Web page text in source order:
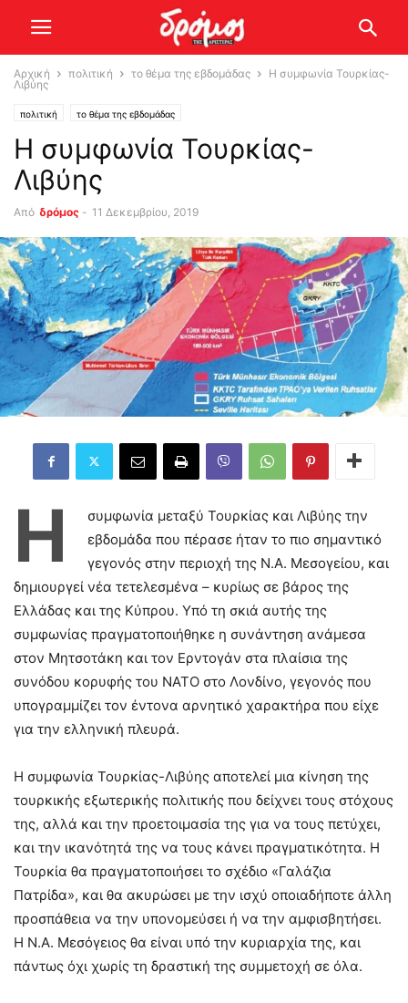
Αρχική πολιτική το θέμα της εβδομάδας
Η συμφωνία Τουρκίας-
Λιβύης
πολιτική το θέμα της εβδομάδας
Η συμφωνία Τουρκίας-
Λιβύης
Από δρόμος - 11 Δεκεμβρίου, 2019
Η
συμφωνία μεταξύ Τουρκίας και Λιβύης την
εβδομάδα που πέρασε ήταν το πιο σημαντικό
γεγονός στην περιοχή της Ν.Α. Μεσογείου, και
δημιουργεί νέα τετελεσμένα – κυρίως σε βάρος της
Ελλάδας και της Κύπρου. Υπό τη σκιά αυτής της
συμφωνίας πραγματοποιήθηκε η συνάντηση ανάμεσα
στον Μητσοτάκη και τον Ερντογάν στα πλαίσια της
συνόδου κορυφής του ΝΑΤΟ στο Λονδίνο, γεγονός που
υπογραμμίζει τον έντονα αρνητικό χαρακτήρα που είχε
για την ελληνική πλευρά.
Η συμφωνία Τουρκίας-Λιβύης αποτελεί μια κίνηση της
τουρκικής εξωτερικής πολιτικής που δείχνει τους στόχους
της, αλλά και την προετοιμασία της για να τους πετύχει,
και την ικανότητά της να τους κάνει πραγματικότητα. Η
Τουρκία θα πραγματοποιήσει το σχέδιο «Γαλάζια
Πατρίδα», και θα ακυρώσει με την ισχύ οποιαδήποτε άλλη
προσπάθεια να την υπονομεύσει ή να την αμφισβητήσει.
Η Ν.Α. Μεσόγειος θα είναι υπό την κυριαρχία της, και
πάντως όχι χωρίς τη δραστική της συμμετοχή σε όλα.